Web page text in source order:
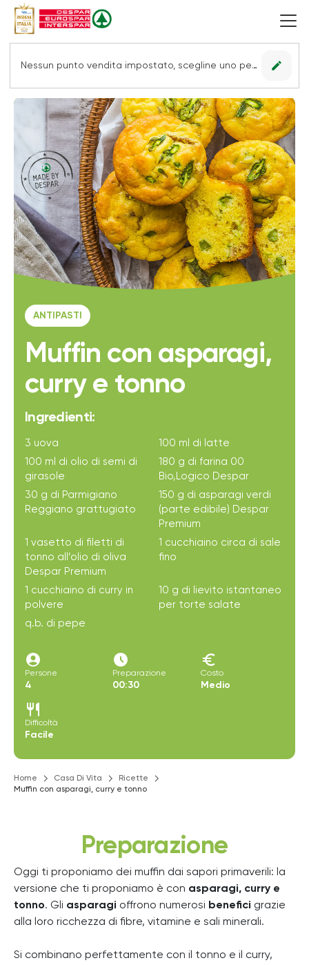
Nessun punto vendita impostato, scegline uno per vedere le offerte. edit
ANTIPASTI
Muffin con asparagi,
curry e tonno
Ingredienti:
3 uova
100 ml di latte
100 ml di olio di semi di
girasole
180 g di farina 00
Bio,Logico Despar
30 g di Parmigiano
Reggiano grattugiato
150 g di asparagi verdi
(parte edibile) Despar
Premium
1 vasetto di filetti di
tonno all’olio di oliva
Despar Premium
1 cucchiaino circa di sale
fino
1 cucchiaino di curry in
polvere
10 g di lievito istantaneo
per torte salate
q.b. di pepe
account_circle
Persone
4
access_time_filled
Preparazione
00:30
euro
Costo
Medio
restaurant
Difficoltà
Facile
Home Casa Di Vita
Ricette
Muffin con asparagi, curry e tonno
Preparazione
Oggi ti proponiamo dei muffin dai sapori primaverili: la
versione che ti proponiamo è con asparagi, curry e
tonno. Gli asparagi offrono numerosi benefici grazie
alla loro ricchezza di fibre, vitamine e sali minerali.
Si combinano perfettamente con il tonno e il curry,